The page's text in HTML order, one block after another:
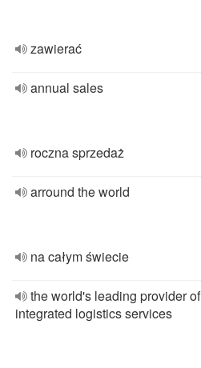
zawierać
annual sales
roczna sprzedaż
arround the world
na całym świecie
the world's leading provider of
integrated logistics services